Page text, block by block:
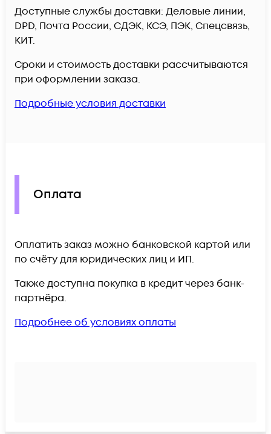
Доступные службы доставки: Деловые линии,
DPD, Почта России, СДЭК, КСЭ, ПЭК, Спецсвязь,
КИТ.
Сроки и стоимость доставки рассчитываются
при оформлении заказа.
Подробные условия доставки
Оплата
Оплатить заказ можно банковской картой или
по счёту для юридических лиц и ИП.
Также доступна покупка в кредит через банк-
партнёра.
Подробнее об условиях оплаты